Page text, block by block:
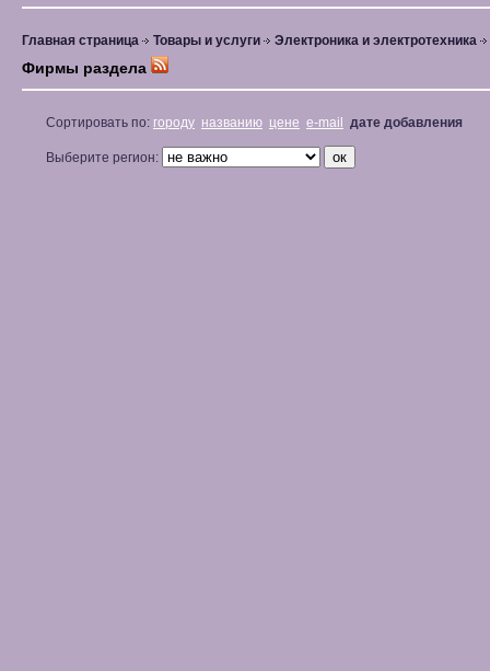
Главная страница Товары и услуги Электроника и электротехника
Фирмы раздела
Сортировать по: городу названию цене e-mail дате добавления
Выберите регион: